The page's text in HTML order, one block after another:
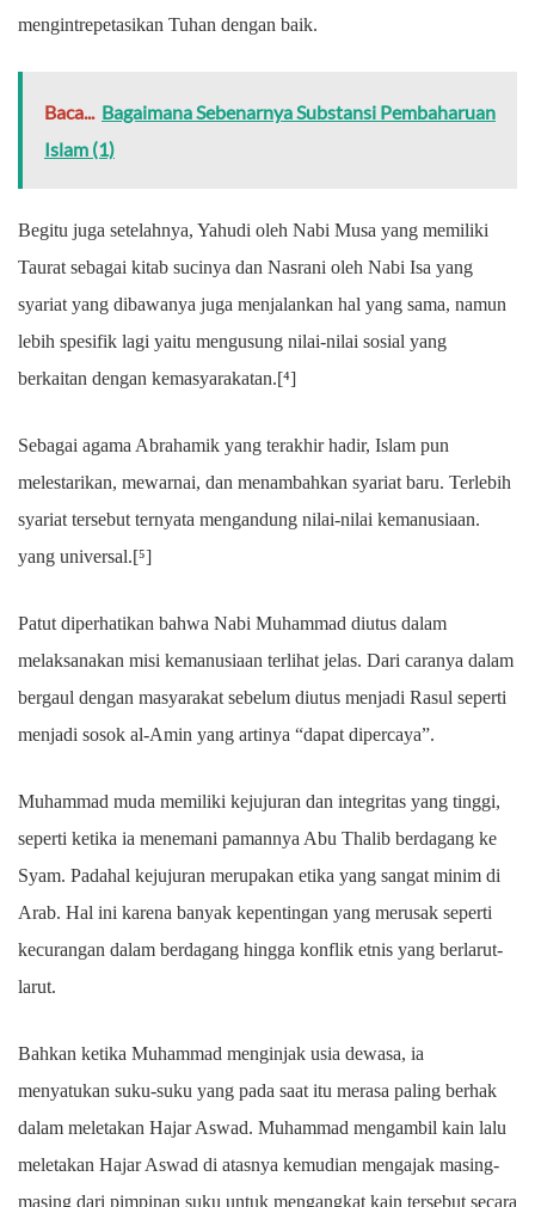
mengintrepetasikan Tuhan dengan baik.
Baca... Bagaimana Sebenarnya Substansi Pembaharuan
Islam (1)
Begitu juga setelahnya, Yahudi oleh Nabi Musa yang memiliki
Taurat sebagai kitab sucinya dan Nasrani oleh Nabi Isa yang
syariat yang dibawanya juga menjalankan hal yang sama, namun
lebih spesifik lagi yaitu mengusung nilai-nilai sosial yang
berkaitan dengan kemasyarakatan.[⁴]
Sebagai agama Abrahamik yang terakhir hadir, Islam pun
melestarikan, mewarnai, dan menambahkan syariat baru. Terlebih
syariat tersebut ternyata mengandung nilai-nilai kemanusiaan.
yang universal.[⁵]
Patut diperhatikan bahwa Nabi Muhammad diutus dalam
melaksanakan misi kemanusiaan terlihat jelas. Dari caranya dalam
bergaul dengan masyarakat sebelum diutus menjadi Rasul seperti
menjadi sosok al-Amin yang artinya “dapat dipercaya”.
Muhammad muda memiliki kejujuran dan integritas yang tinggi,
seperti ketika ia menemani pamannya Abu Thalib berdagang ke
Syam. Padahal kejujuran merupakan etika yang sangat minim di
Arab. Hal ini karena banyak kepentingan yang merusak seperti
kecurangan dalam berdagang hingga konflik etnis yang berlarut-
larut.
Bahkan ketika Muhammad menginjak usia dewasa, ia
menyatukan suku-suku yang pada saat itu merasa paling berhak
dalam meletakan Hajar Aswad. Muhammad mengambil kain lalu
meletakan Hajar Aswad di atasnya kemudian mengajak masing-
masing dari pimpinan suku untuk mengangkat kain tersebut secara